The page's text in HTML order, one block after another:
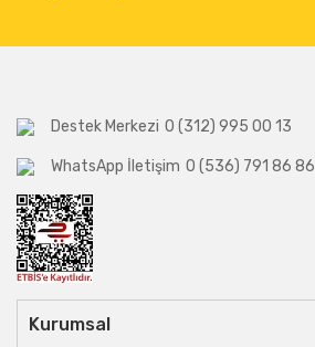
Destek Merkezi 0 (312) 995 00 13
WhatsApp İletişim 0 (536) 791 86 86
Kurumsal